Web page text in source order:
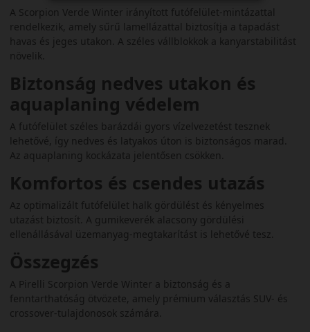
A Scorpion Verde Winter irányított futófelület-mintázattal
rendelkezik, amely sűrű lamellázattal biztosítja a tapadást
havas és jeges utakon. A széles vállblokkok a kanyarstabilitást
növelik.
Biztonság nedves utakon és
aquaplaning védelem
A futófelület széles barázdái gyors vízelvezetést tesznek
lehetővé, így nedves és latyakos úton is biztonságos marad.
Az aquaplaning kockázata jelentősen csökken.
Komfortos és csendes utazás
Az optimalizált futófelület halk gördülést és kényelmes
utazást biztosít. A gumikeverék alacsony gördülési
ellenállásával üzemanyag-megtakarítást is lehetővé tesz.
Összegzés
A Pirelli Scorpion Verde Winter a biztonság és a
fenntarthatóság ötvözete, amely prémium választás SUV- és
crossover-tulajdonosok számára.